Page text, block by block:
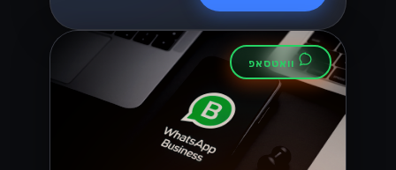
וואטסאפ